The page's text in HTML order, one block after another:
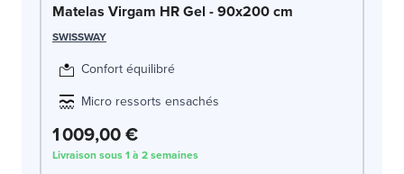
Matelas Virgam HR Gel - 90x200 cm
SWISSWAY
Confort équilibré
Micro ressorts ensachés
1 009,00 €
Livraison sous 1 à 2 semaines